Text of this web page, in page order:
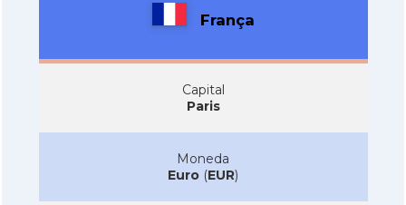
França
Capital
Paris
Moneda
Euro (EUR)